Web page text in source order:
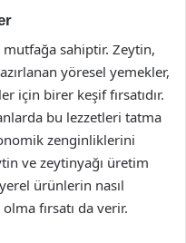
mutfağa sahiptir. Zeytin,
yöresel yemekler,
için birer keşif fırsatıdır.
bu lezzetleri tatma
zenginliklerini
ve zeytinyağı üretim
ürünlerin nasıl
fırsatı da verir.